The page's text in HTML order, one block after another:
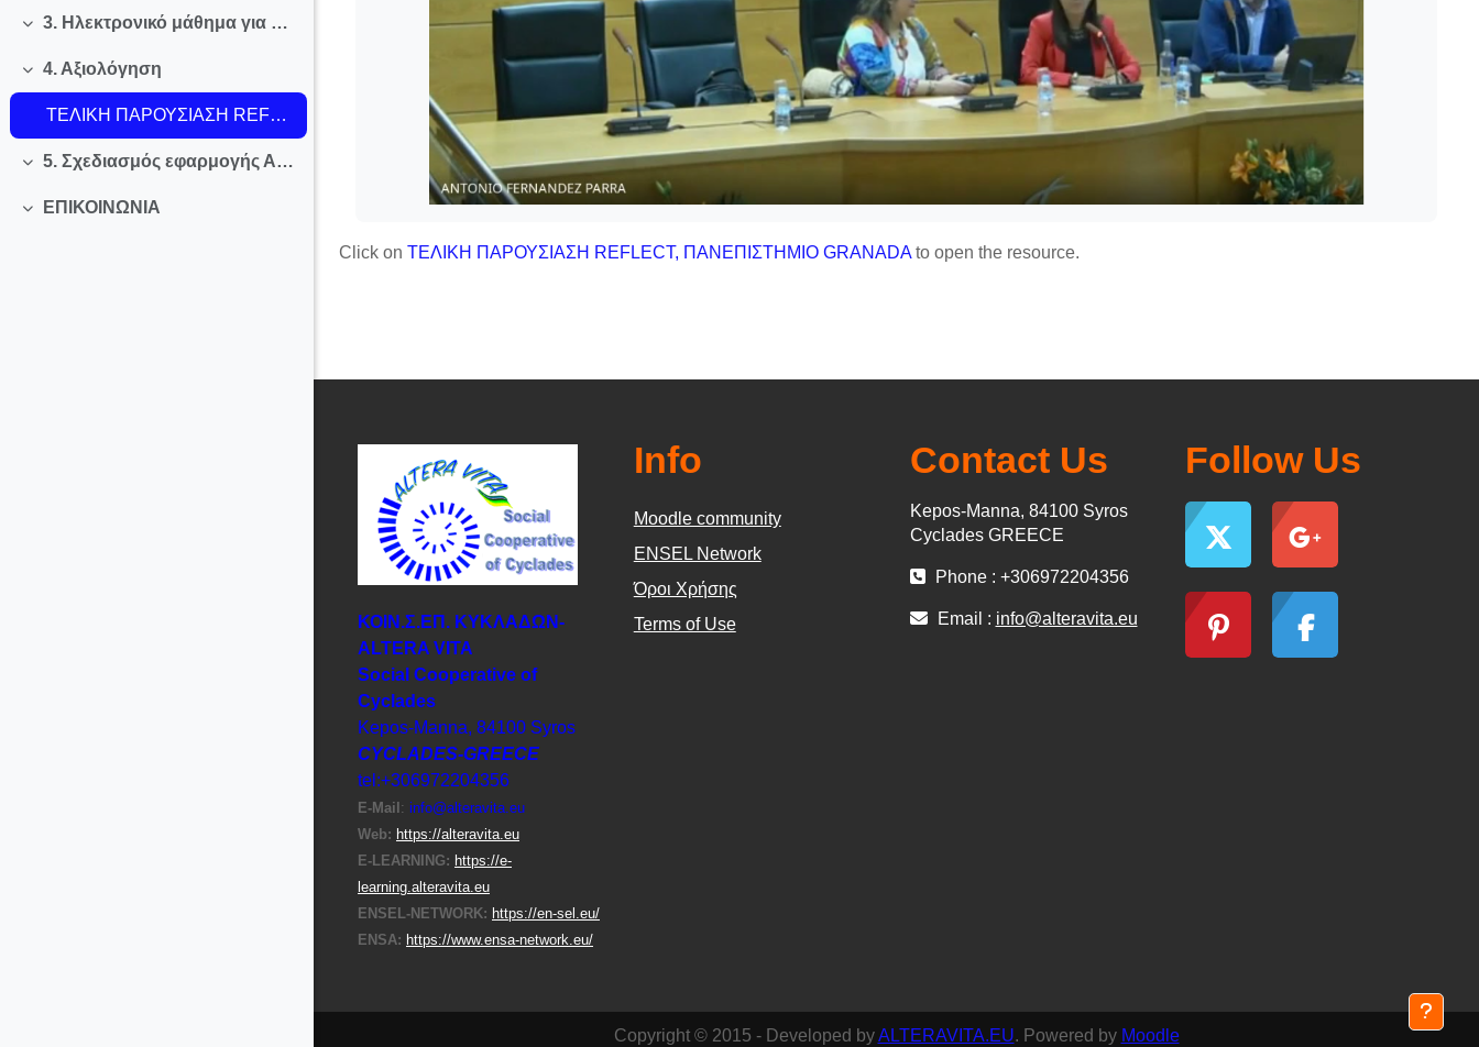
Skupi
3. Ηλεκτρονικό μάθημα για εκπαιδευτικούς
Skupi
4. Αξιολόγηση
ΤΕΛΙΚΗ ΠΑΡΟΥΣΙΑΣΗ REFLECT, ΠΑΝΕΠΙΣΤΗΜΙΟ GRANADA
Skupi
5. Σχεδιασμός εφαρμογής Αpp
Skupi
EΠΙΚΟΙΝΩΝΙΑ
Click on ΤΕΛΙΚΗ ΠΑΡΟΥΣΙΑΣΗ REFLECT, ΠΑΝΕΠΙΣΤΗΜΙΟ GRANADA to open the resource.
ΚΟΙΝ.Σ.ΕΠ. ΚΥΚΛΑΔΩΝ-
ΑLTERA VITA
Social Cooperative of
Cyclades
Kepos-Manna, 84100 Syros
CYCLADES-GREECE
tel:+306972204356
E-Μail: info@alteravita.eu
Web: https://alteravita.eu
E-LEARNING: https://e-
learning.alteravita.eu
ENSEL-NETWORK: https://en-sel.eu/
ENSA: https://www.ensa-network.eu/
Info
Moodle community
ΕΝSEL Network
Όροι Χρήσης
Terms of Use
Contact Us
Kepos-Manna, 84100 Syros
Cyclades GREECE
Phone : +306972204356
Email : info@alteravita.eu
Follow Us
Copyright © 2015 - Developed byALTERAVITA.EU. Powered by Moodle